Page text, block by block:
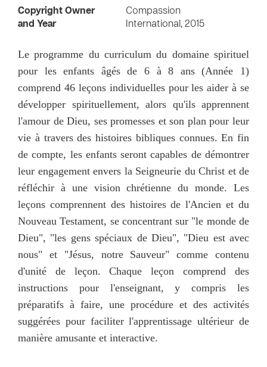
Copyright Owner
and Year
Compassion
International, 2015
Le programme du curriculum du domaine spirituel
pour les enfants âgés de 6 à 8 ans (Année 1)
comprend 46 leçons individuelles pour les aider à se
développer spirituellement, alors qu'ils apprennent
l'amour de Dieu, ses promesses et son plan pour leur
vie à travers des histoires bibliques connues. En fin
de compte, les enfants seront capables de démontrer
leur engagement envers la Seigneurie du Christ et de
réfléchir à une vision chrétienne du monde. Les
leçons comprennent des histoires de l'Ancien et du
Nouveau Testament, se concentrant sur "le monde de
Dieu", "les gens spéciaux de Dieu", "Dieu est avec
nous" et "Jésus, notre Sauveur" comme contenu
d'unité de leçon. Chaque leçon comprend des
instructions pour l'enseignant, y compris les
préparatifs à faire, une procédure et des activités
suggérées pour faciliter l'apprentissage ultérieur de
manière amusante et interactive.